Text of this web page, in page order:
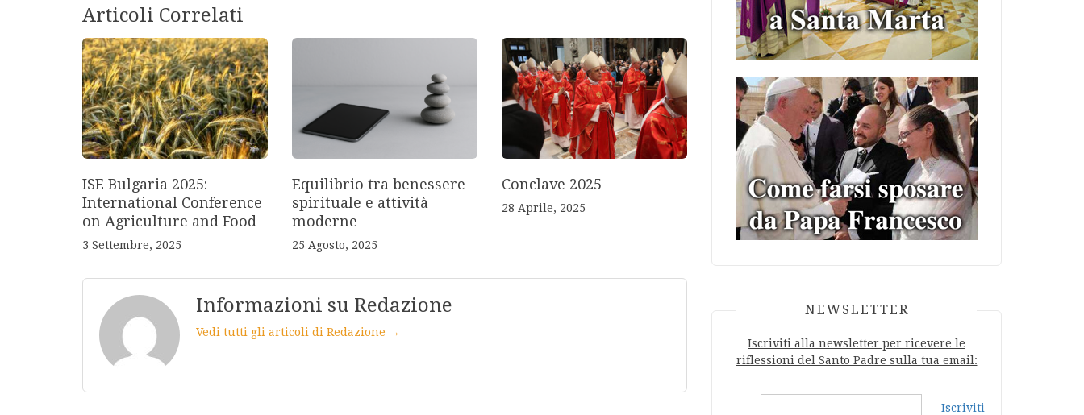
Articoli Correlati
ISE Bulgaria 2025:
International Conference
on Agriculture and Food
3 Settembre, 2025
Equilibrio tra benessere
spirituale e attività
moderne
25 Agosto, 2025
Conclave 2025
28 Aprile, 2025
Informazioni su Redazione
Vedi tutti gli articoli di Redazione →
NEWSLETTER
Iscriviti alla newsletter per ricevere le
riflessioni del Santo Padre sulla tua email:
Iscriviti